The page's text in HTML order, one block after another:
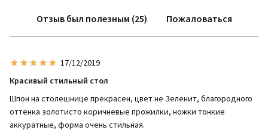
Отзыв был полезным (25) Пожаловаться
17/12/2019
Красивый стильный стол
Шпон на столешнице прекрасен, цвет не Зеленит, благородного
оттенка золотисто коричневые прожилки, ножки тонкие
аккуратные, форма очень стильная.